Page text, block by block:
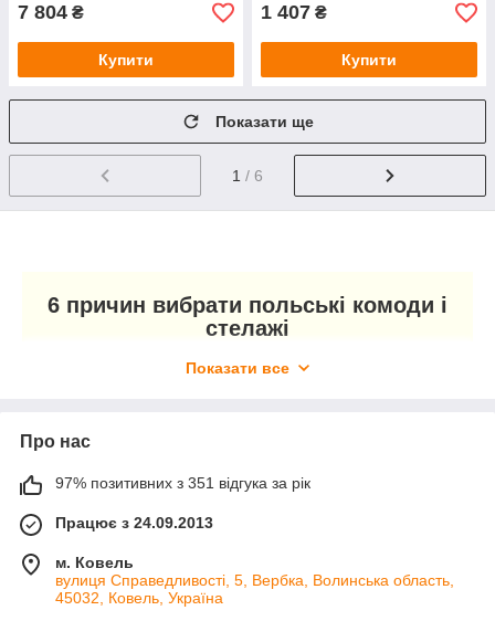
7 804 ₴
Купити
1 407 ₴
Купити
Показати ще
1 / 6
6 причин вибрати польські комоди і
стелажі
провідними польськими виробниками
Показати все
Про нас
97% позитивних з 351 відгука за рік
Працює з 24.09.2013
м. Ковель
вулиця Справедливості, 5, Вербка, Волинська область,
45032, Ковель, Україна